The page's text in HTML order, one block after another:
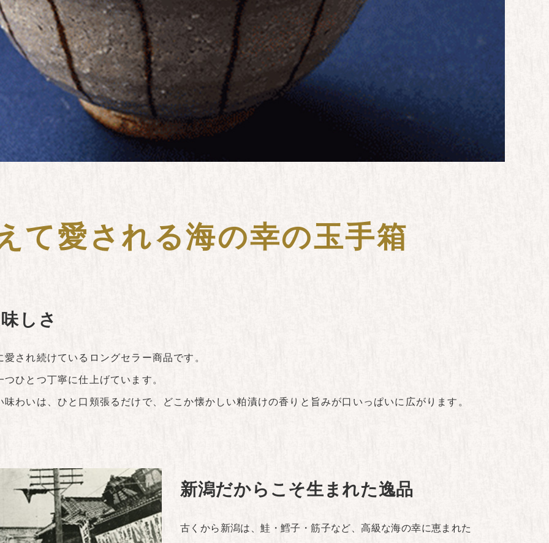
て愛される海の幸の玉手箱
しさ
され続けているロングセラー商品です。
ひとつ丁寧に仕上げています。
わいは、ひと口頬張るだけで、どこか懐かしい粕漬けの香りと旨みが口いっぱいに広がります。
新潟だからこそ生まれた逸品
古くから新潟は、鮭・鱈子・筋子など、高級な海の幸に恵まれた